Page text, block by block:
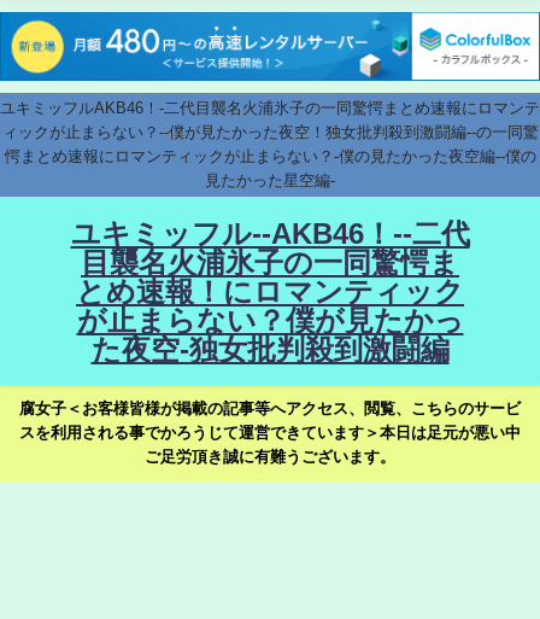
ユキミッフルAKB46！-二代目襲名火浦氷子の一同驚愕まとめ速報にロマンテ
ィックが止まらない？--僕が見たかった夜空！独女批判殺到激闘編--の一同驚
愕まとめ速報にロマンティックが止まらない？-僕の見たかった夜空編--僕の
見たかった星空編-
ユキミッフル--AKB46！--二代
目襲名火浦氷子の一同驚愕ま
とめ速報！にロマンティック
が止まらない？僕が見たかっ
た夜空-独女批判殺到激闘編
腐女子＜お客様皆様が掲載の記事等へアクセス、閲覧、こちらのサービ
スを利用される事でかろうじて運営できています＞本日は足元が悪い中
ご足労頂き誠に有難うございます。